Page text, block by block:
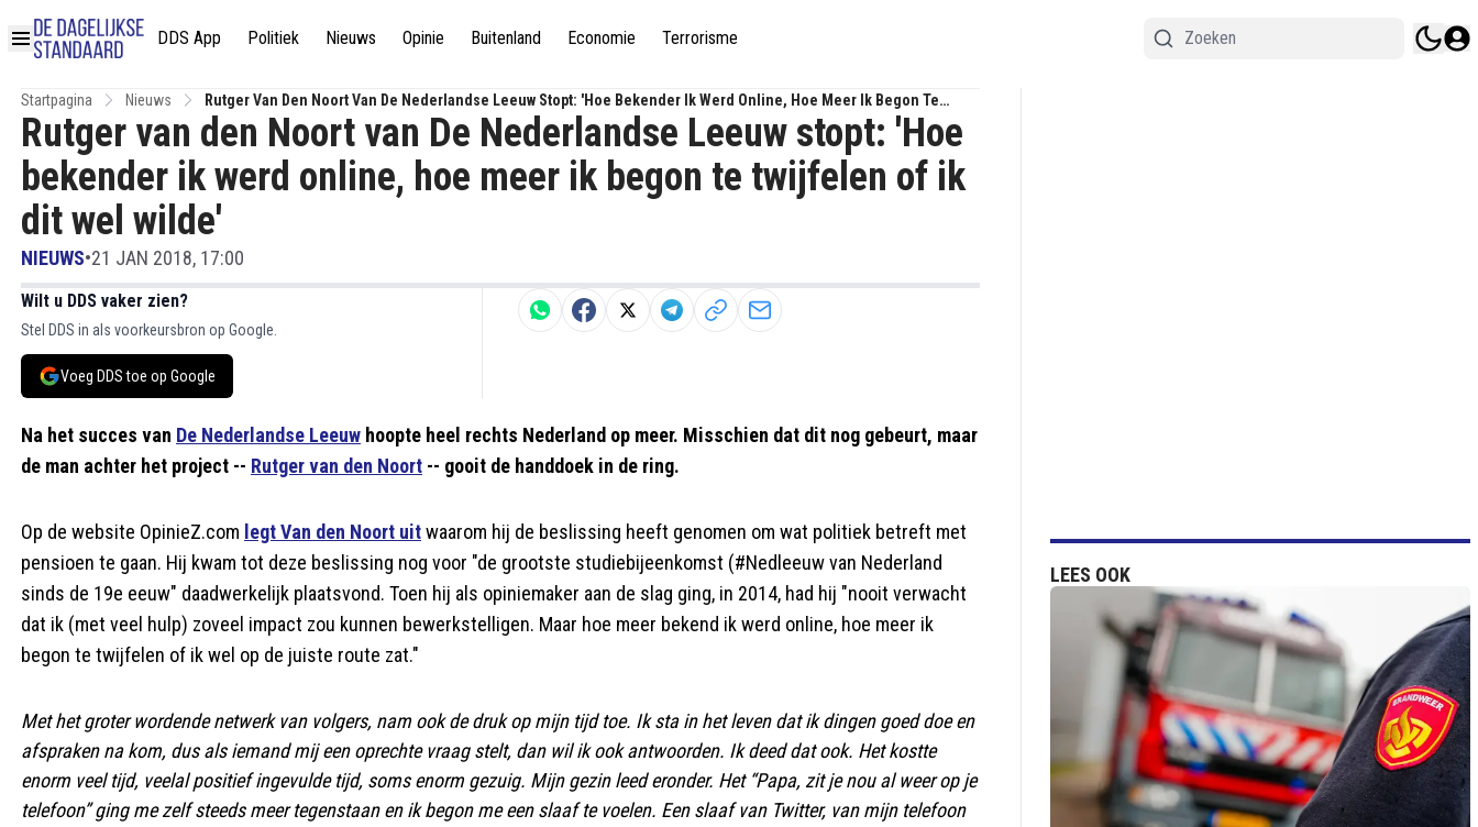
DDS App Politiek Nieuws Opinie Buitenland Economie Terrorisme
Startpagina Nieuws
Rutger Van Den Noort Van De Nederlandse Leeuw Stopt: 'Hoe Bekender Ik Werd Online, Hoe Meer Ik Begon Te
Twijfelen Of Ik Dit Wel Wilde'
Rutger van den Noort van De Nederlandse Leeuw stopt: 'Hoe
bekender ik werd online, hoe meer ik begon te twijfelen of ik
dit wel wilde'
NIEUWS•21 JAN 2018, 17:00
Wilt u DDS vaker zien?
Stel DDS in als voorkeursbron op Google.
Voeg DDS toe op Google
Na het succes van De Nederlandse Leeuw hoopte heel rechts Nederland op meer. Misschien dat dit nog gebeurt, maar
de man achter het project -- Rutger van den Noort -- gooit de handdoek in de ring.
Op de website OpinieZ.com legt Van den Noort uitwaarom hij de beslissing heeft genomen om wat politiek betreft met
pensioen te gaan. Hij kwam tot deze beslissing nog voor "de grootste studiebijeenkomst (#Nedleeuw van Nederland
sinds de 19e eeuw" daadwerkelijk plaatsvond. Toen hij als opiniemaker aan de slag ging, in 2014, had hij "nooit verwacht
dat ik (met veel hulp) zoveel impact zou kunnen bewerkstelligen. Maar hoe meer bekend ik werd online, hoe meer ik
begon te twijfelen of ik wel op de juiste route zat."
Met het groter wordende netwerk van volgers, nam ook de druk op mijn tijd toe. Ik sta in het leven dat ik dingen goed doe en
afspraken na kom, dus als iemand mij een oprechte vraag stelt, dan wil ik ook antwoorden. Ik deed dat ook. Het kostte
enorm veel tijd, veelal positief ingevulde tijd, soms enorm gezuig. Mijn gezin leed eronder. Het “Papa, zit je nou al weer op je
telefoon” ging me zelf steeds meer tegenstaan en ik begon me een slaaf te voelen. Een slaaf van Twitter, van mijn telefoon
LEES OOK